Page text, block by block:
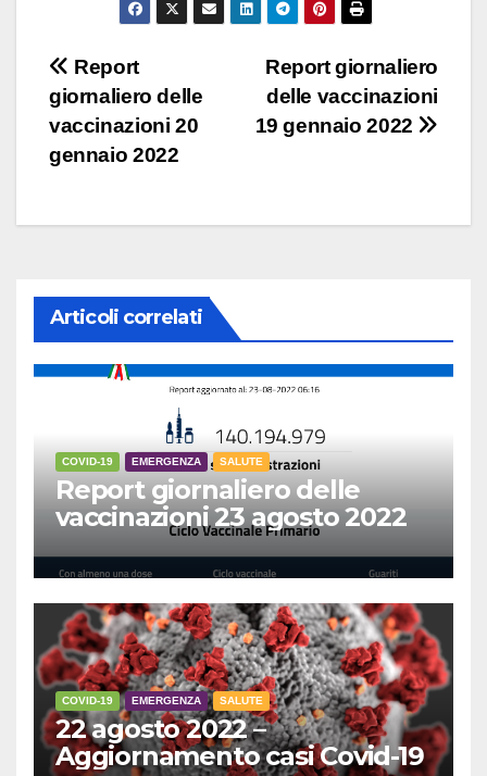
Navigazione
articoli
Report giornaliero
delle vaccinazioni
19 gennaio 2022
Report
giornaliero delle
vaccinazioni 20
gennaio 2022
Articoli correlati
COVID-19 EMERGENZA SALUTE
Report giornaliero delle
vaccinazioni 23 agosto 2022
COVID-19 EMERGENZA SALUTE
22 agosto 2022 –
Aggiornamento casi Covid-19